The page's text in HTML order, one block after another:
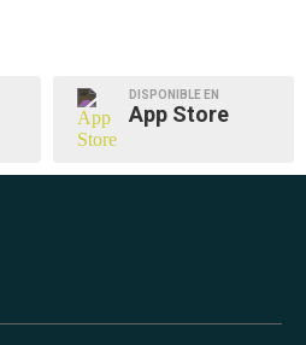
DISPONIBLE EN
App Store